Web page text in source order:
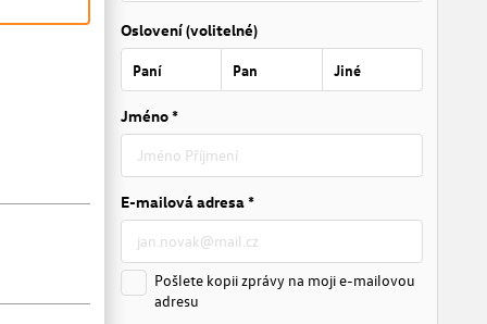
Oslovení (volitelné)
Paní Pan Jiné
Jméno *
E-mailová adresa *
Pošlete kopii zprávy na moji e-mailovou
adresu